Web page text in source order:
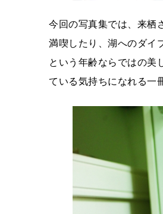
今回の写真集では、来栖
満喫したり、湖へのダイ
という年齢ならではの美
ている気持ちになれる一